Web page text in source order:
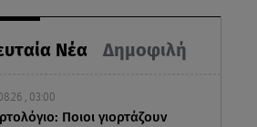
Νέα Δημοφιλή
, 03:00
Ποιοι γιορτάζουν